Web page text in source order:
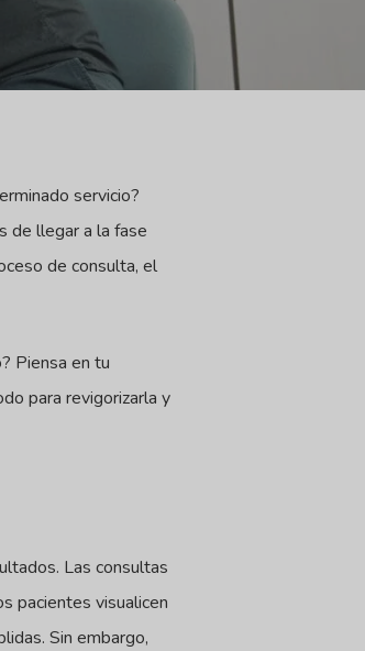
servicio?
de llegar a la fase
de consulta, el
Piensa en tu
para revigorizarla y
Las consultas
pacientes visualicen
Sin embargo,